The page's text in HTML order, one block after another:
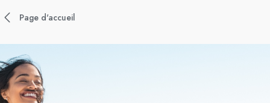
Page d'accueil